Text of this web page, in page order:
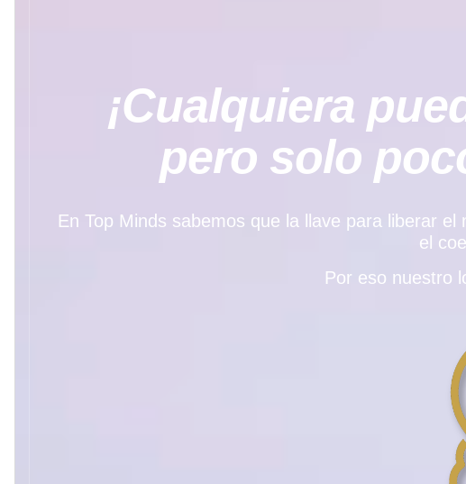
¡Cualquiera
pero solo
En Top Minds sabemos que la llave para liberar
el
Por eso nuestro